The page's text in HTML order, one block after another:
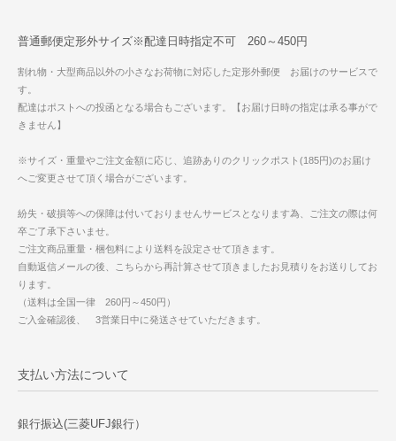
普通郵便定形外サイズ※配達日時指定不可 260～450円
割れ物・大型商品以外の小さなお荷物に対応した定形外郵便 お届けのサービスで
す。
配達はポストへの投函となる場合もございます。【お届け日時の指定は承る事がで
きません】
※サイズ・重量やご注文金額に応じ、追跡ありのクリックポスト(185円)のお届け
へご変更させて頂く場合がございます。
紛失・破損等への保障は付いておりませんサービスとなります為、ご注文の際は何
卒ご了承下さいませ。
ご注文商品重量・梱包料により送料を設定させて頂きます。
自動返信メールの後、こちらから再計算させて頂きましたお見積りをお送りしてお
ります。
（送料は全国一律 260円～450円）
ご入金確認後、 3営業日中に発送させていただきます。
支払い方法について
銀行振込(三菱UFJ銀行）